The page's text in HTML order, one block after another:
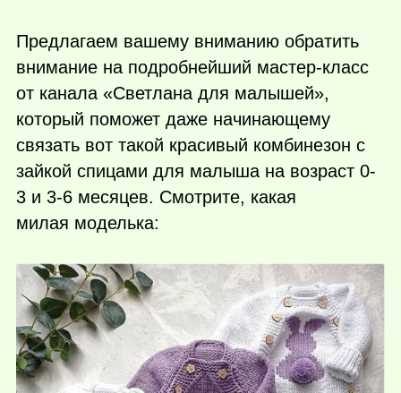
Предлагаем вашему вниманию обратить
внимание на подробнейший мастер-класс
от канала «Светлана для малышей»,
который поможет даже начинающему
связать вот такой красивый комбинезон с
зайкой спицами для малыша на возраст 0-
3 и 3-6 месяцев. Смотрите, какая
милая моделька: